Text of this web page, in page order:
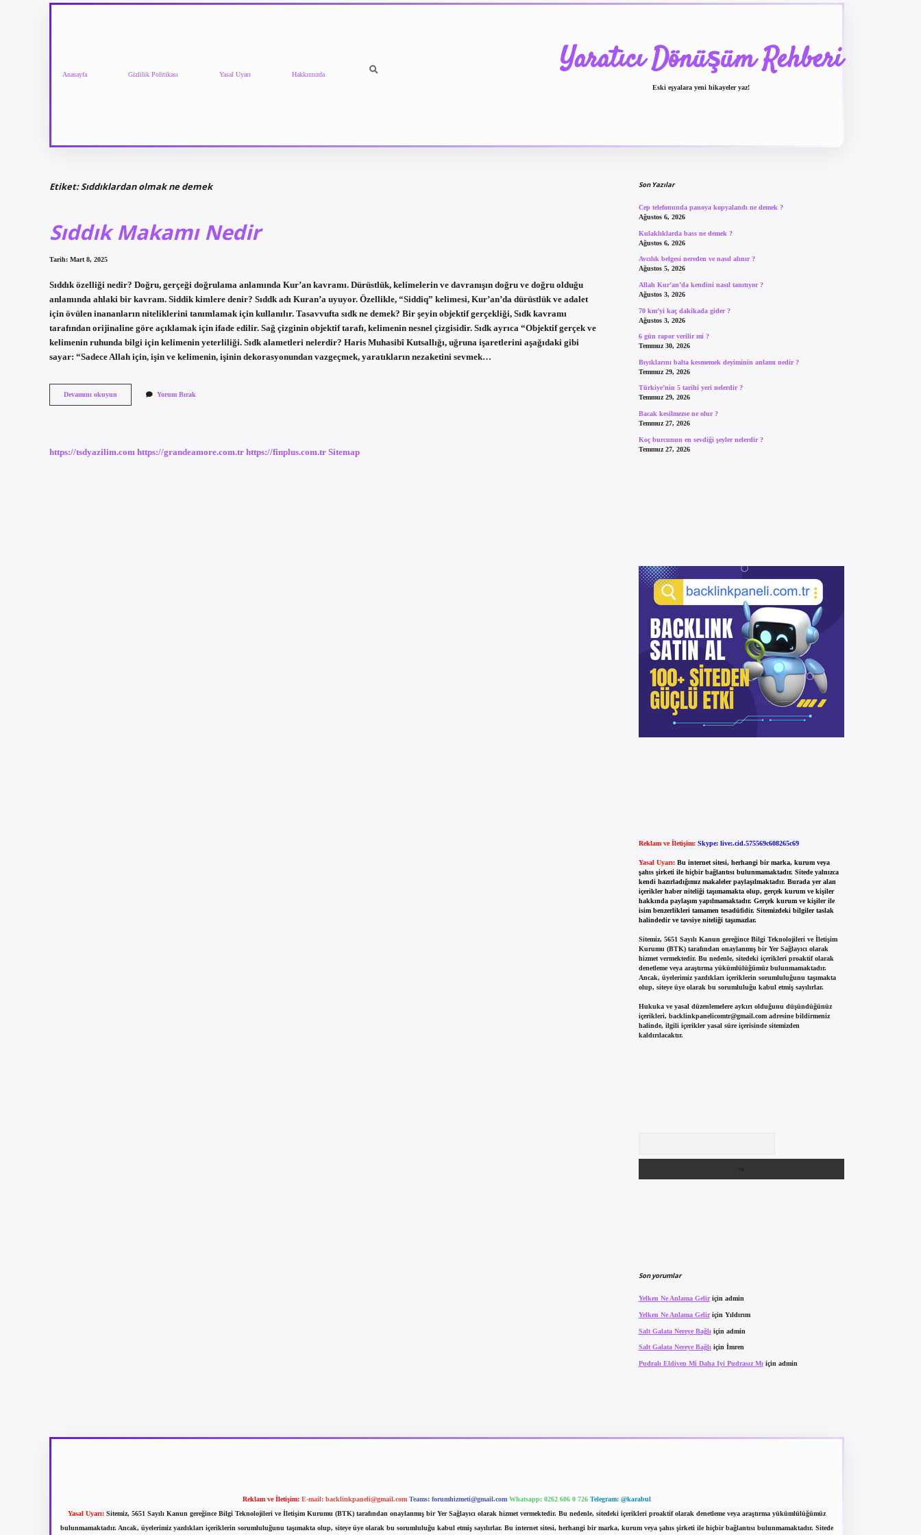
Anasayfa Gizlilik Politikası Yasal Uyarı Hakkımızda Yaratıcı Dönüşüm Rehberi
Eski eşyalara yeni hikayeler yaz!
Etiket:Sıddıklardan olmak ne demek
Sıddık Makamı Nedir
Tarih: Mart 8, 2025
Sıddık özelliği nedir? Doğru, gerçeği doğrulama anlamında Kur’an kavramı. Dürüstlük, kelimelerin ve davranışın doğru ve doğru olduğu
anlamında ahlaki bir kavram. Siddik kimlere denir? Sıddk adı Kuran’a uyuyor. Özellikle, “Siddiq” kelimesi, Kur’an’da dürüstlük ve adalet
için övülen inananların niteliklerini tanımlamak için kullanılır. Tasavvufta sıdk ne demek? Bir şeyin objektif gerçekliği, Sıdk kavramı
tarafından orijinaline göre açıklamak için ifade edilir. Sağ çizginin objektif tarafı, kelimenin nesnel çizgisidir. Sıdk ayrıca “Objektif gerçek ve
kelimenin ruhunda bilgi için kelimenin yeterliliği. Sıdk alametleri nelerdir? Haris Muhasibî Kutsallığı, uğruna işaretlerini aşağıdaki gibi
sayar: “Sadece Allah için, işin ve kelimenin, işinin dekorasyonundan vazgeçmek, yaratıkların nezaketini sevmek…
Devamını okuyun
Makamı
Yorum Bırak
https://tsdyazilim.com https://grandeamore.com.tr https://finplus.com.tr Sitemap
Son Yazılar
Cep telefonunda panoya kopyalandı ne demek ?
Ağustos 6, 2026
Kulaklıklarda bass ne demek ?
Ağustos 6, 2026
Avcılık belgesi nereden ve nasıl alınır ?
Ağustos 5, 2026
Allah Kur’an’da kendini nasıl tanıtıyor ?
Ağustos 3, 2026
70 km’yi kaç dakikada gider ?
Ağustos 3, 2026
6 gün rapor verilir mi ?
Temmuz 30, 2026
Bıyıklarını balta kesmemek deyiminin anlamı nedir ?
Temmuz 29, 2026
Türkiye’nin 5 tarihi yeri nelerdir ?
Temmuz 29, 2026
Bacak kesilmezse ne olur ?
Temmuz 27, 2026
Koç burcunun en sevdiği şeyler nelerdir ?
Temmuz 27, 2026
Reklam ve İletişim: Skype: live:.cid.575569c608265c69
Yasal Uyarı: Bu internet sitesi, herhangi bir marka, kurum veya
şahıs şirketi ile hiçbir bağlantısı bulunmamaktadır. Sitede yalnızca
kendi hazırladığımız makaleler paylaşılmaktadır. Burada yer alan
içerikler haber niteliği taşımamakta olup, gerçek kurum ve kişiler
hakkında paylaşım yapılmamaktadır. Gerçek kurum ve kişiler ile
isim benzerlikleri tamamen tesadüfidir. Sitemizdeki bilgiler taslak
halindedir ve tavsiye niteliği taşımazlar.
Sitemiz, 5651 Sayılı Kanun gereğince Bilgi Teknolojileri ve İletişim
Kurumu (BTK) tarafından onaylanmış bir Yer Sağlayıcı olarak
hizmet vermektedir. Bu nedenle, sitedeki içerikleri proaktif olarak
denetleme veya araştırma yükümlülüğümüz bulunmamaktadır.
Ancak, üyelerimiz yazdıkları içeriklerin sorumluluğunu taşımakta
olup, siteye üye olarak bu sorumluluğu kabul etmiş sayılırlar.
Hukuka ve yasal düzenlemelere aykırı olduğunu düşündüğünüz
içerikleri, backlinkpanelicomtr@gmail.comadresine bildirmeniz
halinde, ilgili içerikler yasal süre içerisinde sitemizden
kaldırılacaktır.
Son yorumlar
Yelken Ne Anlama Geliriçin admin
Yelken Ne Anlama Geliriçin Yıldırım
Salt Galata Nereye Bağlı için admin
Salt Galata Nereye Bağlı için İmren
Pudralı Eldiven Mi Daha Iyi Pudrasız Mı için admin
Reklam ve İletişim: E-mail: backlinkpaneli@gmail.com Teams: forumhizmeti@gmail.com Whatsapp: 0262 606 0 726 Telegram: @karabul
Yasal Uyarı: Sitemiz, 5651 Sayılı Kanun gereğince Bilgi Teknolojileri ve İletişim Kurumu (BTK) tarafından onaylanmış bir Yer Sağlayıcı olarak hizmet vermektedir. Bu nedenle, sitedeki içerikleri proaktif olarak denetleme veya araştırma yükümlülüğümüz
bulunmamaktadır. Ancak, üyelerimiz yazdıkları içeriklerin sorumluluğunu taşımakta olup, siteye üye olarak bu sorumluluğu kabul etmiş sayılırlar. Bu internet sitesi, herhangi bir marka, kurum veya şahıs şirketi ile hiçbir bağlantısı bulunmamaktadır. Sitede